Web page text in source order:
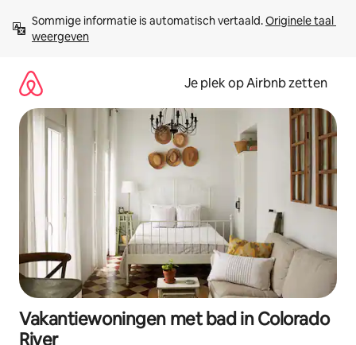
direct
naar
Sommige informatie is automatisch vertaald. Originele taal
weergeven
Je plek op Airbnb zetten
Vakantiewoningen met bad in Colorado
River